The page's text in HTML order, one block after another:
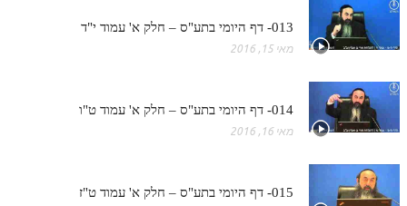
013- דף היומי בתע"ס – חלק א' עמוד י"ד
מאי 15, 2016
014- דף היומי בתע"ס – חלק א' עמוד ט"ו
מאי 16, 2016
015- דף היומי בתע"ס – חלק א' עמוד ט"ז